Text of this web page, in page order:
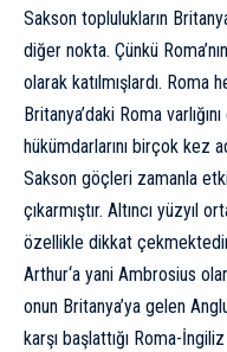
Sakson toplulukların
diğer nokta. Çünkü
olarak katılmışlardı.
Britanya’daki Roma
hükümdarlarını birçok kez
Sakson göçleri zamanla
çıkarmıştır. Altıncı yüzyıl
özellikle dikkat
Arthur‘a yani Ambrosius
onun Britanya’ya gelen
karşı başlattığı Roma-